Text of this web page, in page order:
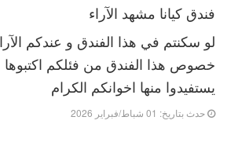
فندق كيانا مشهد الآراء
لو سكنتم في هذا الفندق و عندكم
خصوص هذا الفندق من فئلكم اكتبوها
يستفيدوا منها اخوانكم الكرام
حدث بتاريخ: 01 شباط/فبراير 2026